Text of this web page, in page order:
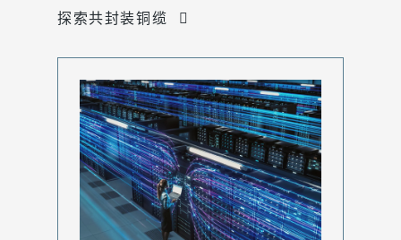
探索共封装铜缆